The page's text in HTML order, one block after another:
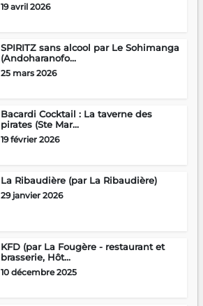
19 avril 2026
SPIRITZ sans alcool par Le Sohimanga
(Andoharanofo...
25 mars 2026
Bacardi Cocktail : La taverne des
pirates (Ste Mar...
19 février 2026
La Ribaudière (par La Ribaudière)
29 janvier 2026
KFD (par La Fougère - restaurant et
brasserie, Hôt...
10 décembre 2025